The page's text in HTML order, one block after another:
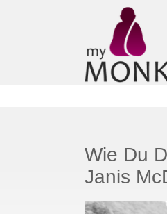
Wie Du
Janis